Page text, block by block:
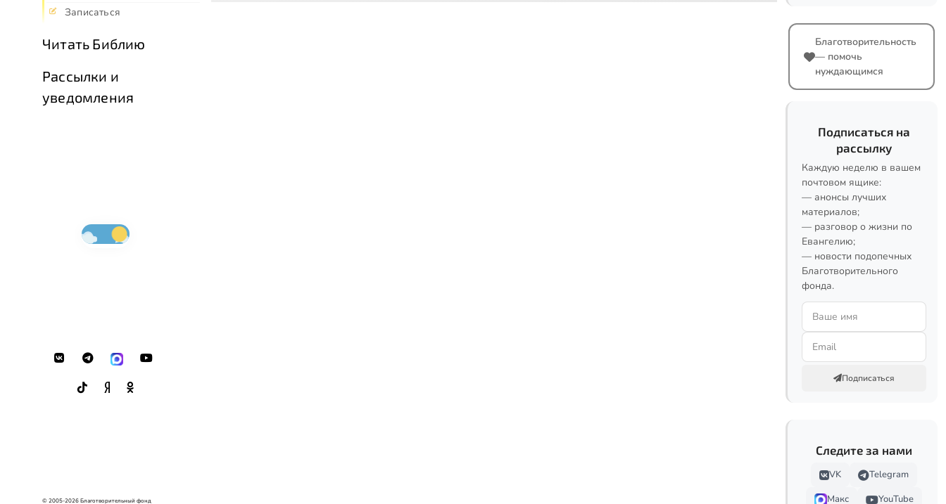
Записаться
Читать Библию
Рассылки и
уведомления
© 2005-2026 Благотворительный фонд
Благотворительность
— помочь
нуждающимся
Подписаться на
рассылку
Каждую неделю в вашем
почтовом ящике:
— анонсы лучших
материалов;
— разговор о жизни по
Евангелию;
— новости подопечных
Благотворительного
фонда.
Подписаться
Следите за нами
VK
Telegram
Макс
YouTube